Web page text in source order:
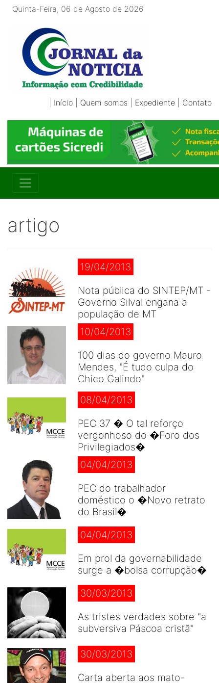
Quinta-Feira, 06 de Agosto de 2026
Início Quem somos Expediente Contato
artigo
19/04/2013
Nota pública do SINTEP/MT -
Governo Silval engana a
população de MT
10/04/2013
100 dias do governo Mauro
Mendes, "É tudo culpa do
Chico Galindo"
08/04/2013
PEC 37 � O tal reforço
vergonhoso do �Foro dos
Privilegiados�
04/04/2013
PEC do trabalhador
doméstico o �Novo retrato
do Brasil�
04/04/2013
Em prol da governabilidade
surge a �bolsa corrupção�
30/03/2013
As tristes verdades sobre "a
subversiva Páscoa cristã"
30/03/2013
Carta aberta aos mato-